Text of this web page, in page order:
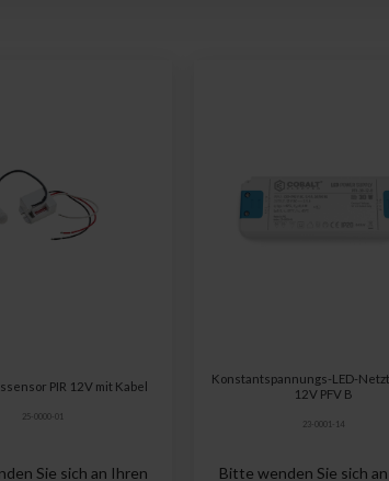
PIR 12V mit Kabel
25-0000-01
Sie sich an Ihren
Konstantspannungs-LED-
12V PFV B
23-0001-14
Bitte wenden Sie sich